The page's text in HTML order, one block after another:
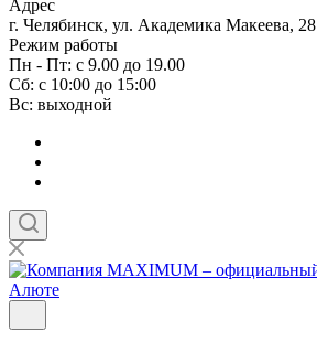
Адрес
г. Челябинск, ул. Академика Макеева, 28
Режим работы
Пн - Пт: с 9.00 до 19.00
Сб: с 10:00 до 15:00
Вс: выходной